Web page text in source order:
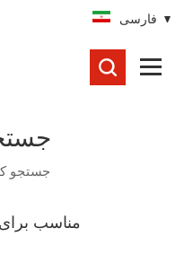
فارسی
جستجو
مناسب